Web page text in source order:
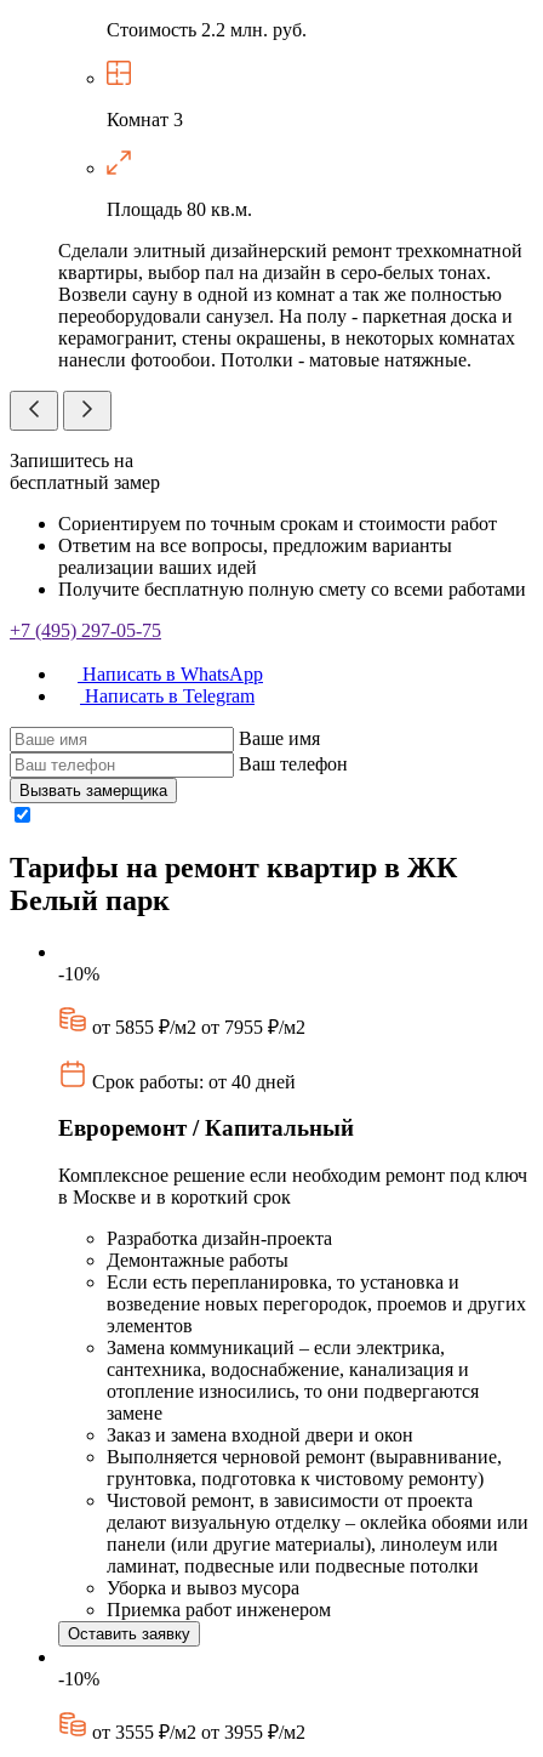
Стоимость 2.2 млн. руб.
Комнат 3
Площадь 80 кв.м.
Сделали элитный дизайнерский ремонт трехкомнатной
квартиры, выбор пал на дизайн в серо-белых тонах.
Возвели сауну в одной из комнат а так же полностью
переоборудовали санузел. На полу - паркетная доска и
керамогранит, стены окрашены, в некоторых комнатах
нанесли фотообои. Потолки - матовые натяжные.
Запишитесь на
бесплатный замер
Сориентируем по точным срокам и стоимости работ
Ответим на все вопросы, предложим варианты
реализации ваших идей
Получите бесплатную полную смету со всеми работами
+7 (495) 297-05-75
Написать в WhatsApp
Написать в Telegram
Ваше имя
Ваш телефон
Вызвать замерщика
Тарифы на ремонт квартир в ЖК
Белый парк
-10%
от 5855 ₽/м2 от 7955 ₽/м2
Срок работы: от 40 дней
Евроремонт / Капитальный
Комплексное решение если необходим ремонт под ключ
в Москве и в короткий срок
Разработка дизайн-проекта
Демонтажные работы
Если есть перепланировка, то установка и
возведение новых перегородок, проемов и других
элементов
Замена коммуникаций – если электрика,
сантехника, водоснабжение, канализация и
отопление износились, то они подвергаются
замене
Заказ и замена входной двери и окон
Выполняется черновой ремонт (выравнивание,
грунтовка, подготовка к чистовому ремонту)
Чистовой ремонт, в зависимости от проекта
делают визуальную отделку – оклейка обоями или
панели (или другие материалы), линолеум или
ламинат, подвесные или подвесные потолки
Уборка и вывоз мусора
Приемка работ инженером
Оставить заявку
-10%
от 3555 ₽/м2 от 3955 ₽/м2